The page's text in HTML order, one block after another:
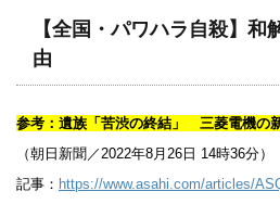
【全国・パワハラ自殺】和
由
参考：遺族「苦渋の終結」 三菱電機の
（朝日新聞／2022年8月26日 14時36分）
記事： https://www.asahi.com/articles/